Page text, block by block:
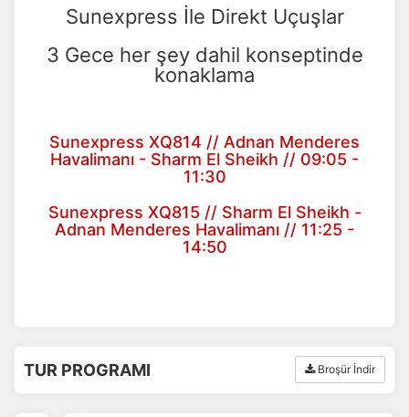
Sunexpress İle Direkt Uçuşlar
3 Gece her şey dahil konseptinde
konaklama
Sunexpress XQ814 // Adnan Menderes
Havalimanı - Sharm El Sheikh // 09:05 -
11:30
Sunexpress XQ815 // Sharm El Sheikh -
Adnan Menderes Havalimanı // 11:25 -
14:50
TUR PROGRAMI Broşür İndir